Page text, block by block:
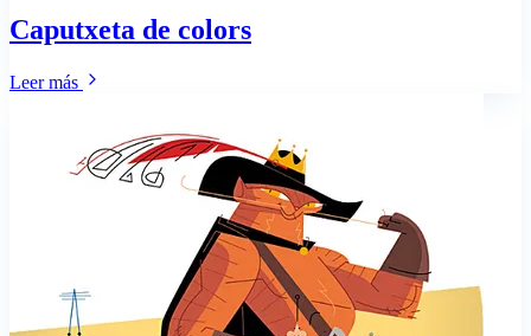
Caputxeta de colors
Leer más